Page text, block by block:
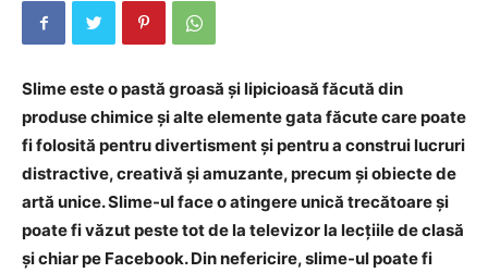
Slime este o pastă groasă și lipicioasă făcută din
produse chimice și alte elemente gata făcute care poate
fi folosită pentru divertisment și pentru a construi lucruri
distractive, creativă și amuzante, precum și obiecte de
artă unice. Slime-ul face o atingere unică trecătoare și
poate fi văzut peste tot de la televizor la lecțiile de clasă
și chiar pe Facebook. Din nefericire, slime-ul poate fi